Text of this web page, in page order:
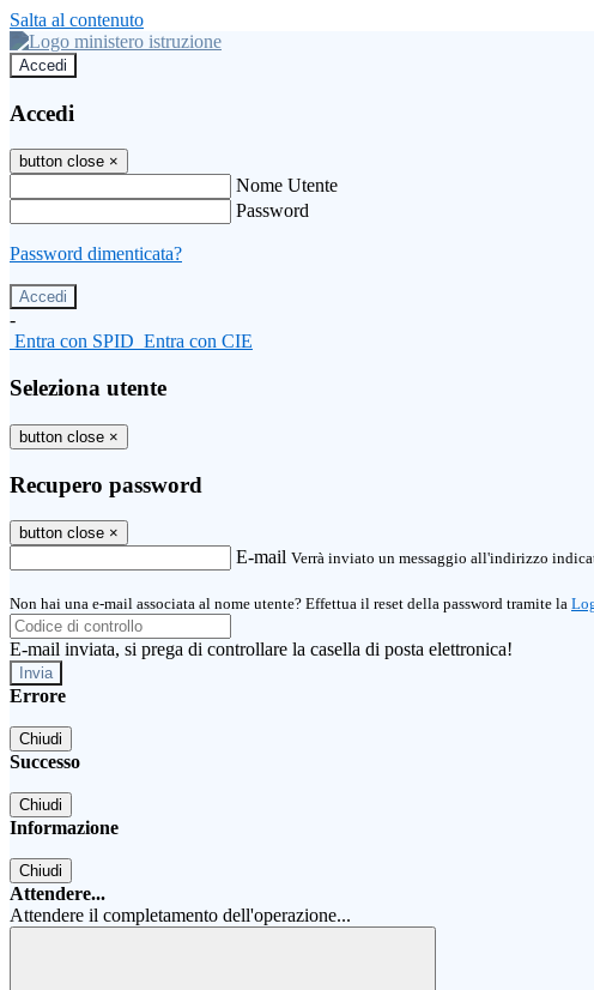
Salta al contenuto
Accedi
Accedi
button close ×
Nome Utente
Password
Password dimenticata?
-
Entra con SPID Entra con CIE
Seleziona utente
button close ×
Recupero password
button close ×
E-mail Verrà inviato un messaggio all'indirizzo
Non hai una e-mail associata al nome utente? Effettua il reset della password tramite la
E-mail inviata, si prega di controllare la casella di posta elettronica!
Errore
Chiudi
Successo
Chiudi
Informazione
Chiudi
Attendere...
Attendere il completamento dell'operazione...